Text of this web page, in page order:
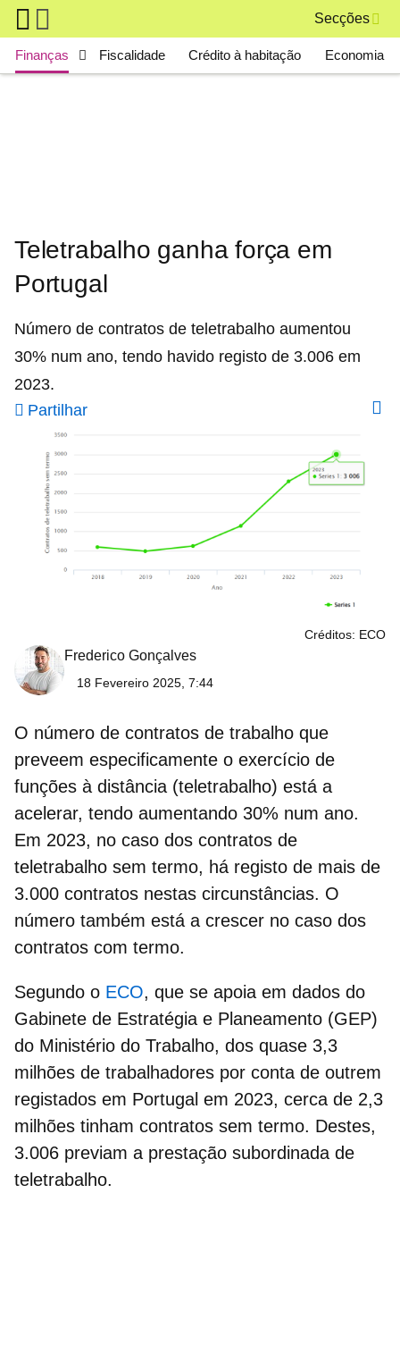
Skip to main content
Secções
Main navigation
Finanças Fiscalidade Crédito à habitação Economia
Teletrabalho ganha força em
Portugal
Número de contratos de teletrabalho aumentou
30% num ano, tendo havido registo de 3.006 em
2023.
Partilhar
Créditos: ECO
Frederico Gonçalves
18 Fevereiro 2025, 7:44
O número de contratos de trabalho que
preveem especificamente o exercício de
funções à distância (teletrabalho) está a
acelerar, tendo aumentando 30% num ano.
Em 2023, no caso dos contratos de
teletrabalho sem termo, há registo de mais de
3.000 contratos nestas circunstâncias. O
número também está a crescer no caso dos
contratos com termo.
Segundo o ECO, que se apoia em dados do
Gabinete de Estratégia e Planeamento (GEP)
do Ministério do Trabalho, dos quase 3,3
milhões de trabalhadores por conta de outrem
registados em Portugal em 2023, cerca de 2,3
milhões tinham contratos sem termo. Destes,
3.006 previam a prestação subordinada de
teletrabalho.